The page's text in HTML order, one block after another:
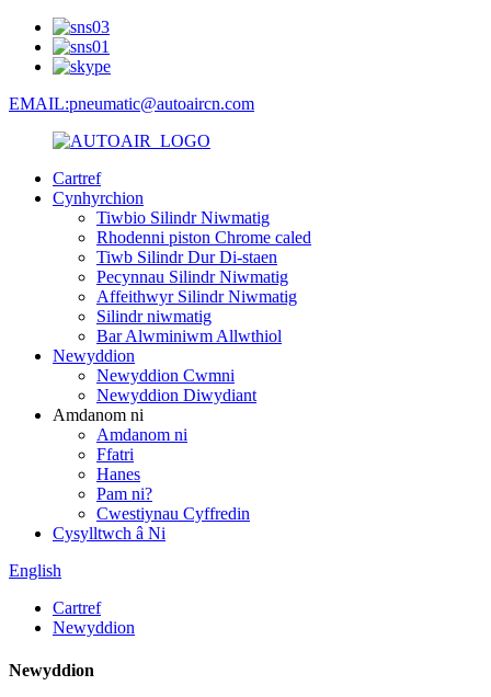
EMAIL:pneumatic@autoaircn.com
Cartref
Cynhyrchion
Tiwbio Silindr Niwmatig
Rhodenni piston Chrome caled
Tiwb Silindr Dur Di-staen
Pecynnau Silindr Niwmatig
Affeithwyr Silindr Niwmatig
Silindr niwmatig
Bar Alwminiwm Allwthiol
Newyddion
Newyddion Cwmni
Newyddion Diwydiant
Amdanom ni
Amdanom ni
Ffatri
Hanes
Pam ni?
Cwestiynau Cyffredin
Cysylltwch â Ni
English
Cartref
Newyddion
Newyddion